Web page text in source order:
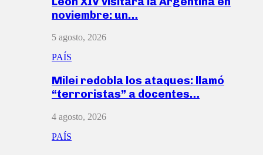
noviembre: un…
5 agosto, 2026
PAÍS
Milei redobla los ataques: llamó
“terroristas” a docentes…
4 agosto, 2026
PAÍS